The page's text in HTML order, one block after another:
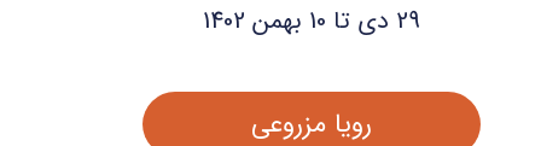
29 دی تا 10 بهمن 1402
رویا مزروعی